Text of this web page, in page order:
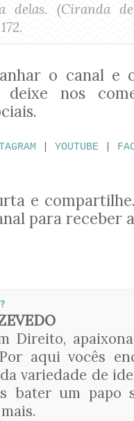
delas. (Ciranda
o canal e
deixe nos
YOUTUBE
e
para receber
Direito,
aqui vocês
variedade de
bater um papo